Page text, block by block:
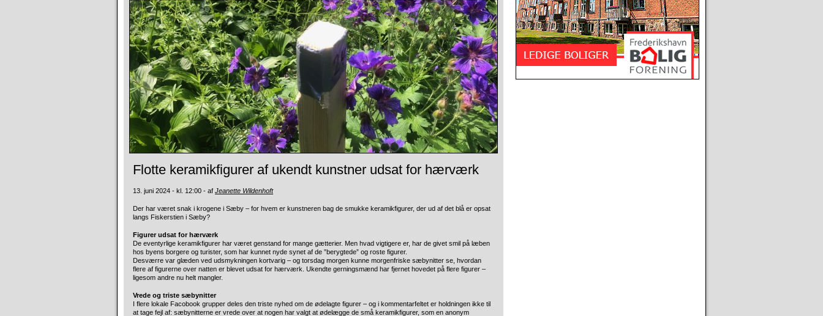
Flotte keramikfigurer af ukendt kunstner udsat for hærværk
13. juni 2024 - kl. 12:00 - af Jeanette Wildenhoft
Der har været snak i krogene i Sæby – for hvem er kunstneren bag de smukke keramikfigurer, der ud af det blå er opsat
langs Fiskerstien i Sæby?
Figurer udsat for hærværk
De eventyrlige keramikfigurer har været genstand for mange gætterier. Men hvad vigtigere er, har de givet smil på læben
hos byens borgere og turister, som har kunnet nyde synet af de ”berygtede” og roste figurer.
Desværre var glæden ved udsmykningen kortvarig – og torsdag morgen kunne morgenfriske sæbynitter se, hvordan
flere af figurerne over natten er blevet udsat for hærværk. Ukendte gerningsmænd har fjernet hovedet på flere figurer –
ligesom andre nu helt mangler.
Vrede og triste sæbynitter
I flere lokale Facobook grupper deles den triste nyhed om de ødelagte figurer – og i kommentarfeltet er holdningen ikke til
at tage fejl af: sæbynitterne er vrede over at nogen har valgt at ødelægge de små keramikfigurer, som en anonym